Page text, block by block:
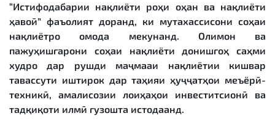
“Истифодабарии нақлиёти роҳи оҳан ва нақлиёти
ҳавоӣ” фаъолият доранд, ки мутахассисони соҳаи
нақлиётро омода мекунанд. Олимон ва
пажуҳишгарони соҳаи нақлиёти донишгоҳ саҳми
худро дар рушди маҷмааи нақлиётии кишвар
тавассути иштирок дар таҳияи ҳуҷҷатҳои меъёрӣ-
техникӣ, амалисозии лоиҳаҳои инвеститсионӣ ва
тадқиқоти илмӣ гузошта истодаанд.